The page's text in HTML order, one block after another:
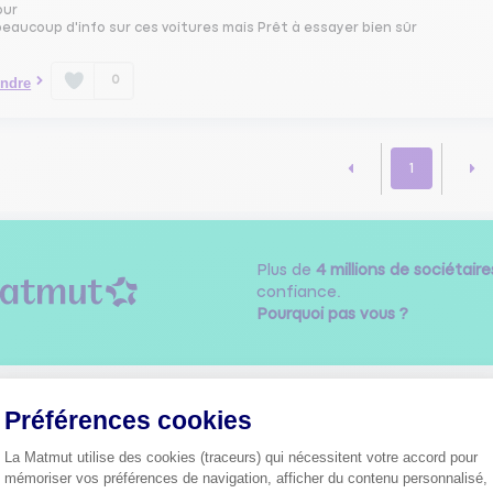
d'info sur ces voitures mais Prêt à essayer bien sûr
0
1
Plus de 4 millions de
confiance.
Pourquoi pas vous ?
Découvrez les
Préférences cookies
La Matmut utilise des cookies (traceurs) qui nécessitent votre accord pour
mémoriser vos préférences de navigation, afficher du contenu personnalisé,